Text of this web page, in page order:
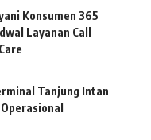
Konsumen 365
Layanan Call
Tanjung Intan